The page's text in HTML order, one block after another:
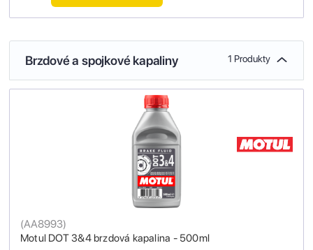
Brzdové a spojkové kapaliny 1 Produkty
Motul DOT 3&4 brzdová kapalina - 500ml
(AA8993)